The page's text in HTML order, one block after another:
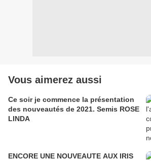
Vous aimerez aussi
Ce soir je commence la présentation
des nouveautés de 2021. Semis ROSE
LINDA
ENCORE UNE NOUVEAUTE AUX IRIS